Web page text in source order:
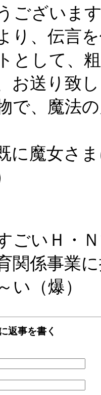
ございま
り、伝言
として、
お送り致
で、魔法
に魔女さ
ごいＨ・
関係事業
い（爆）
返事を書く